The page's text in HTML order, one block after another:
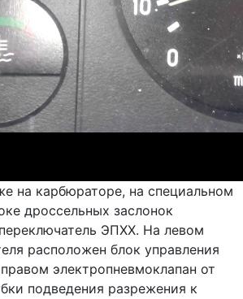
на карбюраторе, на специальном
дроссельных заслонок
ЭПХХ. На левом
расположен блок управления
электропневмоклапан от
подведения разрежения к